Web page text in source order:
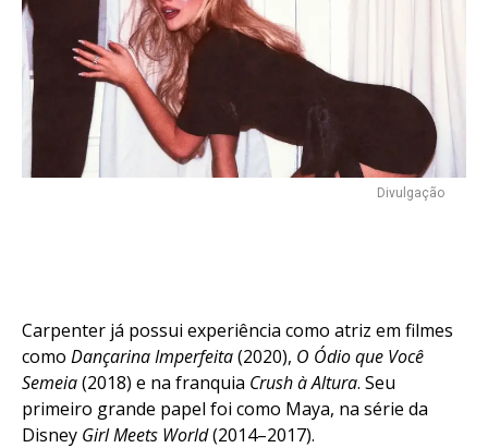
Divulgação
Carpenter já possui experiência como atriz em filmes
como Dançarina Imperfeita(2020), O Ódio que Você
Semeia(2018) e na franquia Crush à Altura. Seu
primeiro grande papel foi como Maya, na série da
Disney Girl Meets World(2014–2017).
Flipboard
Reddit